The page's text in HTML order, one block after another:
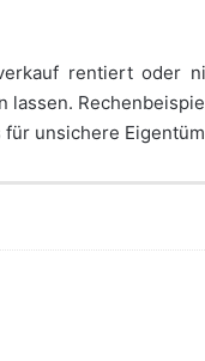
rentiert oder
unsichere